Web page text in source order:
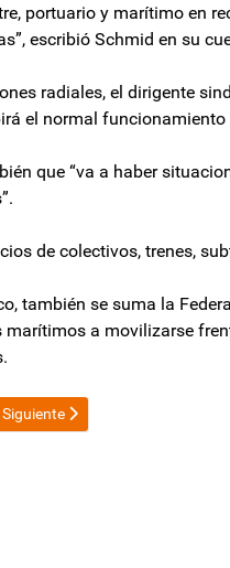
portuario y marítimo en
escribió Schmid en su
radiales, el dirigente
el normal funcionamiento
que “va a haber
de colectivos, trenes,
también se suma la
marítimos a movilizarse
Ley Ómnibus: Diputados
Artículo siguiente: Ley Bases: el
Siguiente